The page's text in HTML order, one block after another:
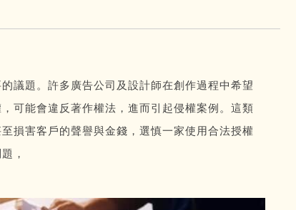
議題。許多廣告公司及設計師在創作過程中希望
可能會違反著作權法，進而引起侵權案例。這類
損害客戶的聲譽與金錢，選慎一家使用合法授權
，